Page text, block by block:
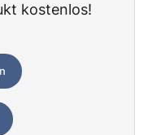
kostenlos!